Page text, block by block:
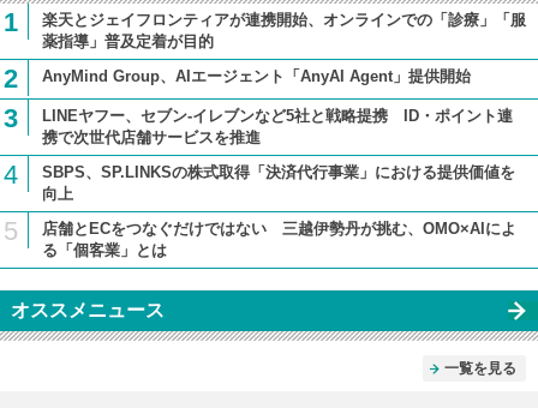
1
楽天とジェイフロンティアが連携開始、オンラインでの「診療」「服
薬指導」普及定着が目的
2 AnyMind Group、AIエージェント「AnyAI Agent」提供開始
3
LINEヤフー、セブン-イレブンなど5社と戦略提携 ID・ポイント連
携で次世代店舗サービスを推進
4
SBPS、SP.LINKSの株式取得「決済代行事業」における提供価値を
向上
5
店舗とECをつなぐだけではない 三越伊勢丹が挑む、OMO×AIによ
る「個客業」とは
オススメニュース
一覧を見る